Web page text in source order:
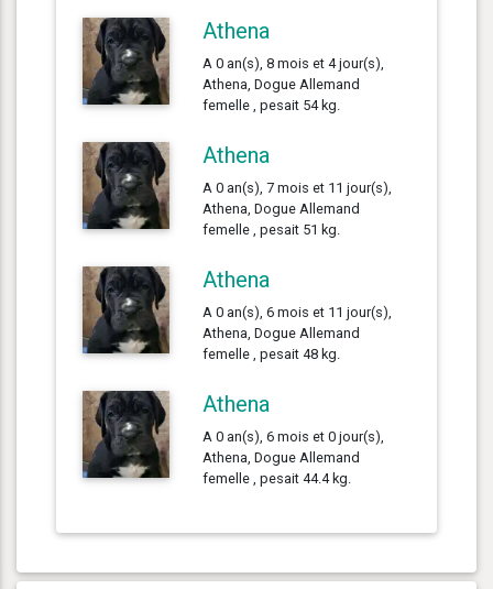
Athena
A 0 an(s), 8 mois et 4 jour(s),
Athena, Dogue Allemand
femelle , pesait 54 kg.
Athena
A 0 an(s), 7 mois et 11 jour(s),
Athena, Dogue Allemand
femelle , pesait 51 kg.
Athena
A 0 an(s), 6 mois et 11 jour(s),
Athena, Dogue Allemand
femelle , pesait 48 kg.
Athena
A 0 an(s), 6 mois et 0 jour(s),
Athena, Dogue Allemand
femelle , pesait 44.4 kg.